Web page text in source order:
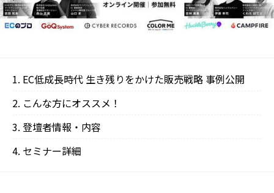
EC低成長時代 生き残りをかけた販売戦略 事例公開
こんな方にオススメ！
登壇者情報・内容‍‍
セミナー詳細